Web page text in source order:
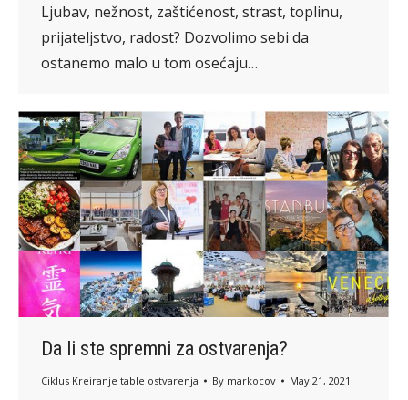
Ljubav, nežnost, zaštićenost, strast, toplinu,
prijateljstvo, radost? Dozvolimo sebi da
ostanemo malo u tom osećaju…
Da li ste spremni za ostvarenja?
Ciklus Kreiranje table ostvarenja By markocov May 21, 2021